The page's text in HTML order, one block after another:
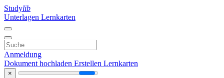
Studylib
Unterlagen Lernkarten
Anmeldung
Dokument hochladen Erstellen Lernkarten
×